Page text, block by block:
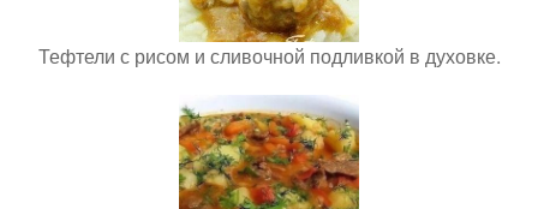
Тефтели с рисом и сливочной подливкой в духовке.